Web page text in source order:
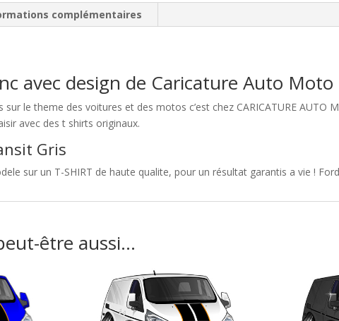
complémentaires
avec design de Caricature Auto Moto
sur le theme des voitures et des motos c’est chez CARICATURE AUTO
avec des t shirts originaux.
Gris
sur un T-SHIRT de haute qualite, pour un résultat garantis a vie !
être aussi…